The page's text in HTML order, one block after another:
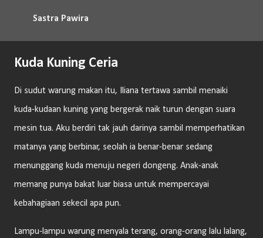
Langsung ke konten utama
Sastra Pawira
Kuda Kuning Ceria
Di sudut warung makan itu, Iliana tertawa sambil menaiki
kuda-kudaan kuning yang bergerak naik turun dengan suara
mesin tua. Aku berdiri tak jauh darinya sambil memperhatikan
matanya yang berbinar, seolah ia benar-benar sedang
menunggang kuda menuju negeri dongeng. Anak-anak
memang punya bakat luar biasa untuk mempercayai
kebahagiaan sekecil apa pun.
Lampu-lampu warung menyala terang, orang-orang lalu lalang,